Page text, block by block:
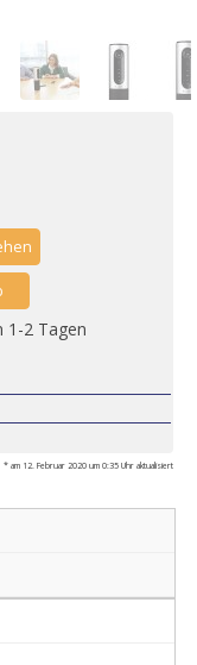
1-2 Tagen
* am 12. Februar 2020 um 0:35 Uhr aktualisiert